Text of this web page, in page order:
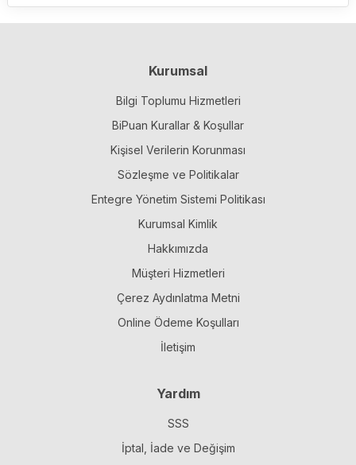
Kurumsal
Bilgi Toplumu Hizmetleri
BiPuan Kurallar & Koşullar
Kişisel Verilerin Korunması
Sözleşme ve Politikalar
Entegre Yönetim Sistemi Politikası
Kurumsal Kimlik
Hakkımızda
Müşteri Hizmetleri
Çerez Aydınlatma Metni
Online Ödeme Koşulları
İletişim
Yardım
SSS
İptal, İade ve Değişim